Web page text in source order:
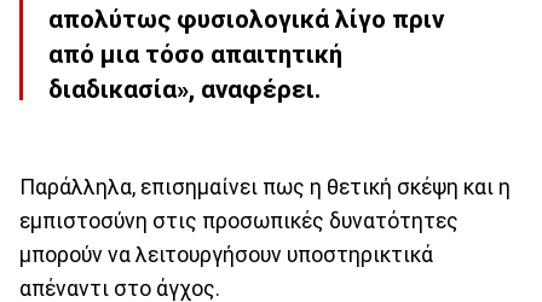
απολύτως φυσιολογικά λίγο πριν
από μια τόσο απαιτητική
διαδικασία», αναφέρει.
Παράλληλα, επισημαίνει πως η θετική σκέψη και η
εμπιστοσύνη στις προσωπικές δυνατότητες
μπορούν να λειτουργήσουν υποστηρικτικά
απέναντι στο άγχος.